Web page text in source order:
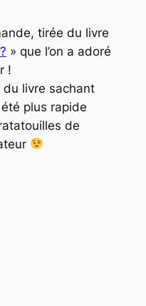
tirée du livre
» que l’on a adoré
!
livre sachant
plus rapide
de